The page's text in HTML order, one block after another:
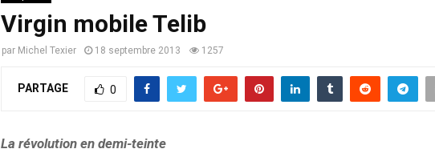
Virgin mobile Telib
par Michel Texier 18 septembre 2013 1257
PARTAGE 0
La révolution en demi-teinte